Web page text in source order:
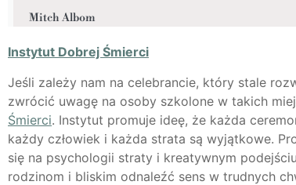
Mitch Albom
Instytut Dobrej Śmierci
Jeśli zależy nam na celebrancie, który stale
zwrócić uwagę na osoby szkolone w takich
Śmierci. Instytut promuje ideę, że każda
każdy człowiek i każda strata są wyjątkowe.
się na psychologii straty i kreatywnym
rodzinom i bliskim odnaleźć sens w trudnych